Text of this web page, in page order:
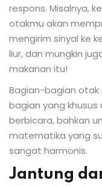
respons. Misalnya,
otakmu akan
mengirim sinyal ke
liur, dan mungkin
makanan itu!
Bagian-bagian otak
bagian yang
berbicara, bahkan
matematika yang
sangat harmonis.
Jantung